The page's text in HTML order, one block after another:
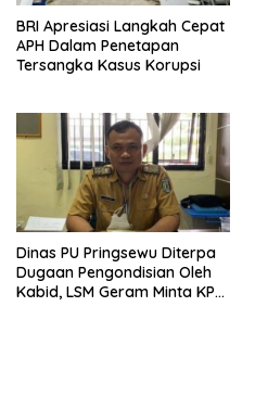
BRI Apresiasi Langkah Cepat
APH Dalam Penetapan
Tersangka Kasus Korupsi
Dinas PU Pringsewu Diterpa
Dugaan Pengondisian Oleh
Kabid, LSM Geram Minta KPK